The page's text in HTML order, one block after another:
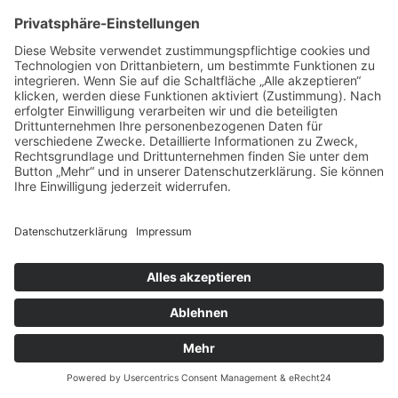
60386 Frankfurt am Main
info@caroutlet24.de
Impressum
Datenschutz
© 2026 Alle Rechte vorbehalten